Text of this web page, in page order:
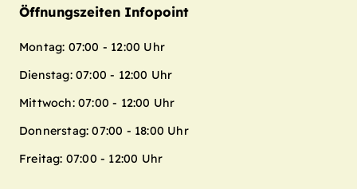
Öffnungszeiten Infopoint
Montag: 07:00 - 12:00 Uhr
Dienstag: 07:00 - 12:00 Uhr
Mittwoch: 07:00 - 12:00 Uhr
Donnerstag: 07:00 - 18:00 Uhr
Freitag: 07:00 - 12:00 Uhr